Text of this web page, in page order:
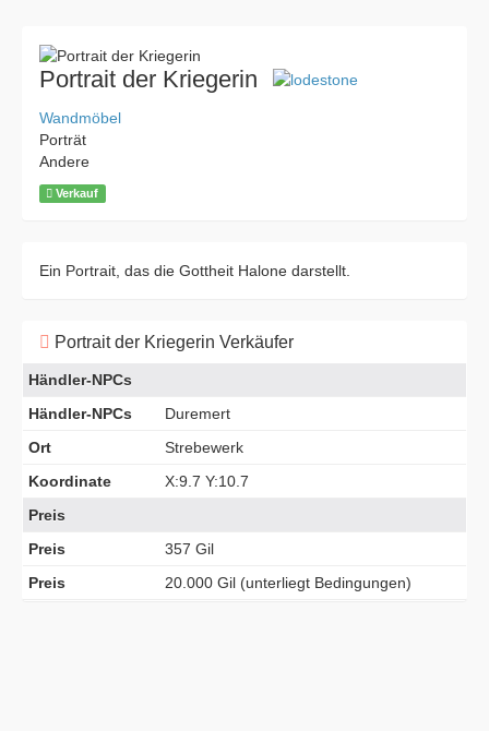
Portrait der Kriegerin
Wandmöbel
Porträt
Andere
Verkauf
Ein Portrait, das die Gottheit Halone darstellt.
Portrait der Kriegerin Verkäufer
Händler-NPCs
Händler-NPCs
Duremert
Ort
Strebewerk
Koordinate
X:9.7 Y:10.7
Preis
Preis
357 Gil
Preis
20.000 Gil (unterliegt Bedingungen)